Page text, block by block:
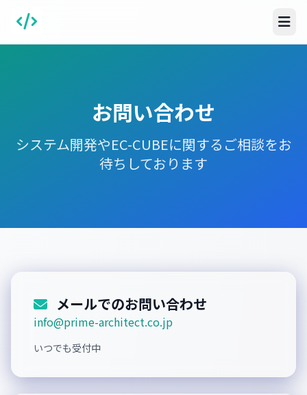
お問い合わせ
システム開発やEC-CUBEに関するご相談をお
待ちしております
メールでのお問い合わせ
info@prime-architect.co.jp
いつでも受付中